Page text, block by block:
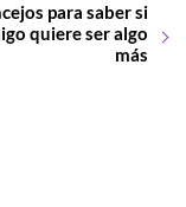
para saber si
quiere ser algo
más